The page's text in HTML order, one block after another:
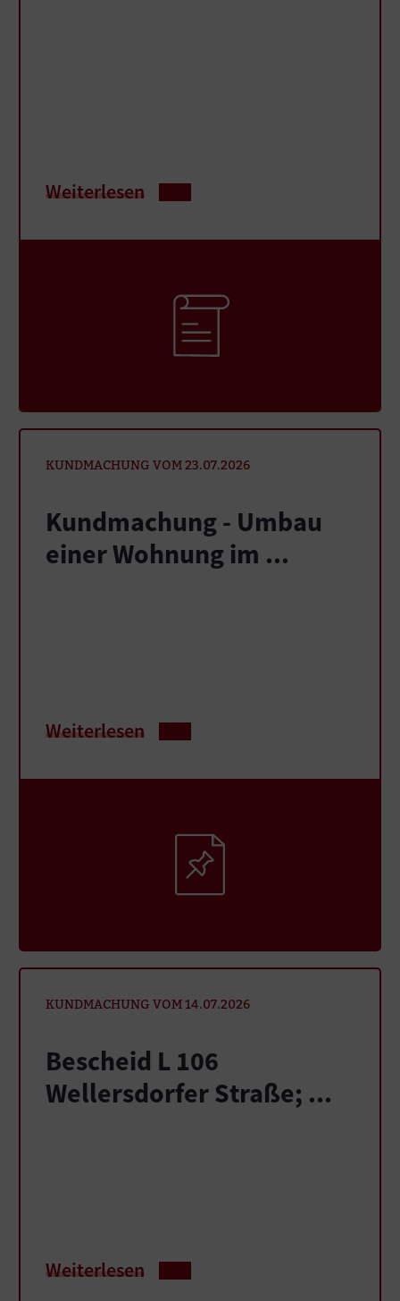
Weiterlesen
KUNDMACHUNG VOM 23.07.2026
Kundmachung - Umbau
einer Wohnung im ...
Weiterlesen
KUNDMACHUNG VOM 14.07.2026
Bescheid L 106
Wellersdorfer Straße; ...
Weiterlesen